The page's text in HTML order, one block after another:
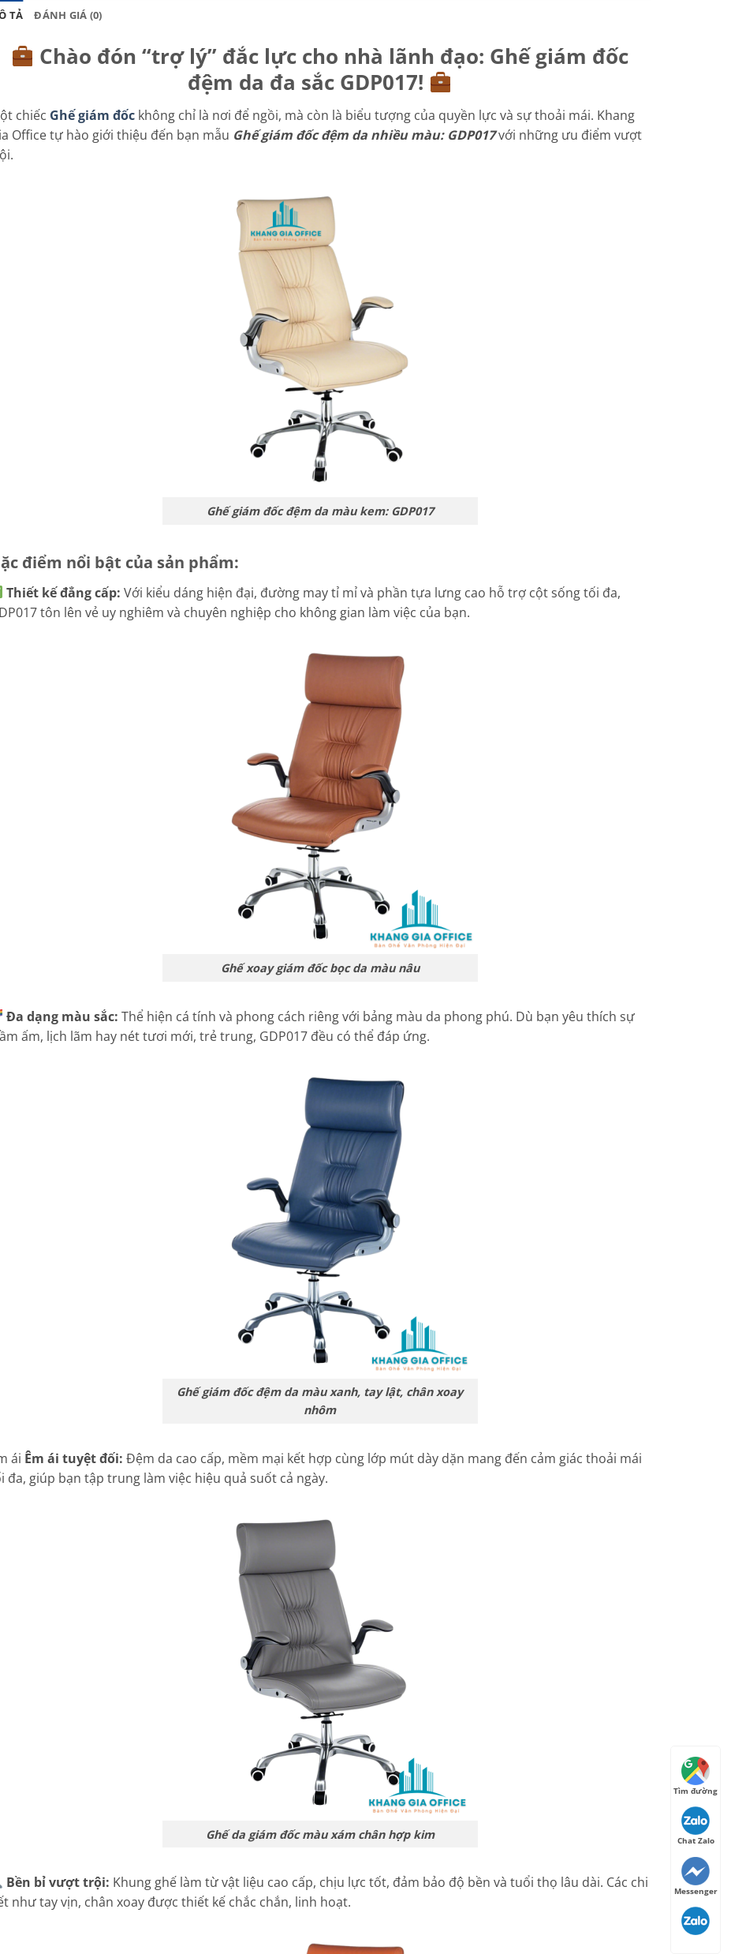
TẢ ĐÁNH GIÁ (0)
Chào đón “trợ lý” đắc lực cho nhà lãnh đạo: Ghế giám đốc
đệm da đa sắc GDP017!
chiếc Ghế giám đốc không chỉ là nơi để ngồi, mà còn là biểu tượng của quyền lực và sự thoải mái. Khang
Office tự hào giới thiệu đến bạn mẫu Ghế giám đốc đệm da nhiều màu: GDP017với những ưu điểm vượt
Ghế giám đốc đệm da màu kem: GDP017
điểm nổi bật của sản phẩm:
Thiết kế đẳng cấp: Với kiểu dáng hiện đại, đường may tỉ mỉ và phần tựa lưng cao hỗ trợ cột sống tối đa,
tôn lên vẻ uy nghiêm và chuyên nghiệp cho không gian làm việc của bạn.
Ghế xoay giám đốc bọc da màu nâu
Đa dạng màu sắc: Thể hiện cá tính và phong cách riêng với bảng màu da phong phú. Dù bạn yêu thích sự
ấm, lịch lãm hay nét tươi mới, trẻ trung, GDP017 đều có thể đáp ứng.
Ghế giám đốc đệm da màu xanh, tay lật, chân xoay
nhôm
ái Êm ái tuyệt đối: Đệm da cao cấp, mềm mại kết hợp cùng lớp mút dày dặn mang đến cảm giác thoải mái
đa, giúp bạn tập trung làm việc hiệu quả suốt cả ngày.
Ghế da giám đốc màu xám chân hợp kim
Bền bỉ vượt trội: Khung ghế làm từ vật liệu cao cấp, chịu lực tốt, đảm bảo độ bền và tuổi thọ lâu dài. Các chi
như tay vịn, chân xoay được thiết kế chắc chắn, linh hoạt.
Tìm đường
Chat Zalo
Messenger